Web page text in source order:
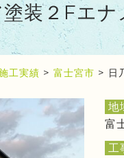
装２Fエ
工実績 > 富士宮市 > 日
地
富
工